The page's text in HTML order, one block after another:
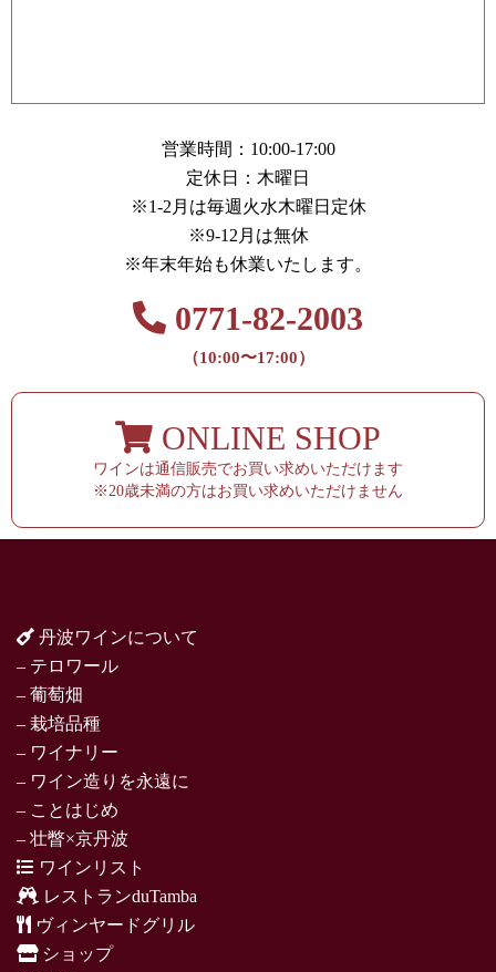
営業時間：10:00-17:00
定休日：木曜日
※1-2月は毎週火水木曜日定休
※9-12月は無休
※年末年始も休業いたします。
0771-82-2003
（10:00〜17:00）
ONLINE SHOP
ワインは通信販売でお買い求めいただけます
※20歳未満の方はお買い求めいただけません
丹波ワインについて
– テロワール
– 葡萄畑
– 栽培品種
– ワイナリー
– ワイン造りを永遠に
– ことはじめ
– 壮瞥×京丹波
ワインリスト
レストランduTamba
ヴィンヤードグリル
ショップ